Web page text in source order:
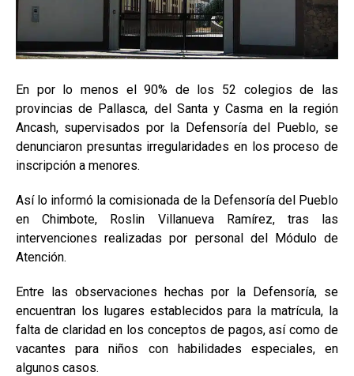
En por lo menos el 90% de los 52 colegios de las
provincias de Pallasca, del Santa y Casma en la región
Ancash, supervisados por la Defensoría del Pueblo, se
denunciaron presuntas irregularidades en los proceso de
inscripción a menores.
Así lo informó la comisionada de la Defensoría del Pueblo
en Chimbote, Roslin Villanueva Ramírez, tras las
intervenciones realizadas por personal del Módulo de
Atención.
Entre las observaciones hechas por la Defensoría, se
encuentran los lugares establecidos para la matrícula, la
falta de claridad en los conceptos de pagos, así como de
vacantes para niños con habilidades especiales, en
algunos casos.